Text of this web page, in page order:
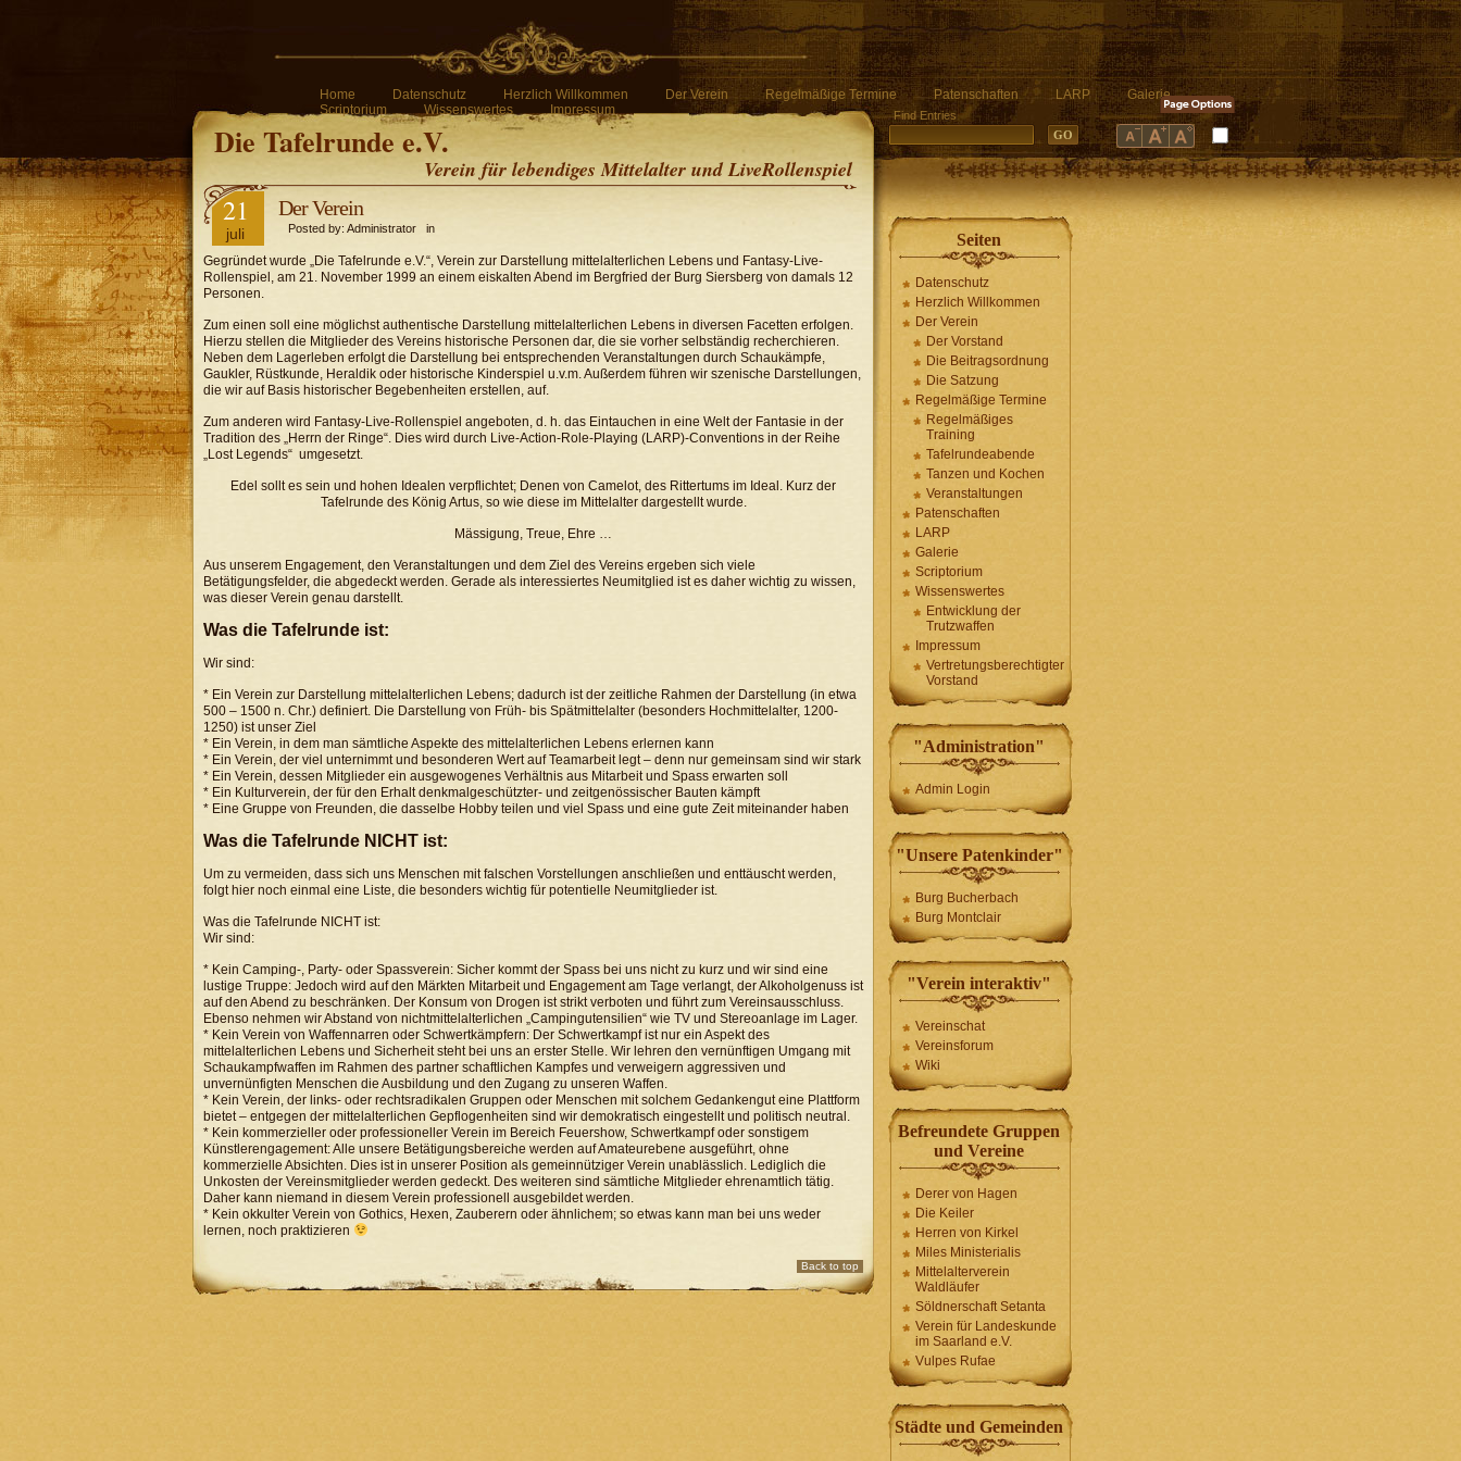
Home Datenschutz Herzlich Willkommen Der Verein Regelmäßige Termine Patenschaften LARP
Galerie
Scriptorium
Wissenswertes Impressum
Die Tafelrunde e.V.
Verein für lebendiges Mittelalter und LiveRollenspiel
Find Entries
21
juli
Der Verein
Posted by: Administrator in
Gegründet wurde „Die Tafelrunde e.V.“, Verein zur Darstellung mittelalterlichen Lebens und Fantasy-Live-
Rollenspiel, am 21. November 1999 an einem eiskalten Abend im Bergfried der Burg Siersberg von damals 12
Personen.
Zum einen soll eine möglichst authentische Darstellung mittelalterlichen Lebens in diversen Facetten erfolgen.
Hierzu stellen die Mitglieder des Vereins historische Personen dar, die sie vorher selbständig recherchieren.
Neben dem Lagerleben erfolgt die Darstellung bei entsprechenden Veranstaltungen durch Schaukämpfe,
Gaukler, Rüstkunde, Heraldik oder historische Kinderspiel u.v.m. Außerdem führen wir szenische Darstellungen,
die wir auf Basis historischer Begebenheiten erstellen, auf.
Zum anderen wird Fantasy-Live-Rollenspiel angeboten, d. h. das Eintauchen in eine Welt der Fantasie in der
Tradition des „Herrn der Ringe“. Dies wird durch Live-Action-Role-Playing (LARP)-Conventions in der Reihe
„Lost Legends“ umgesetzt.
Edel sollt es sein und hohen Idealen verpflichtet; Denen von Camelot, des Rittertums im Ideal. Kurz der
Tafelrunde des König Artus, so wie diese im Mittelalter dargestellt wurde.
Mässigung, Treue, Ehre …
Aus unserem Engagement, den Veranstaltungen und dem Ziel des Vereins ergeben sich viele
Betätigungsfelder, die abgedeckt werden. Gerade als interessiertes Neumitglied ist es daher wichtig zu wissen,
was dieser Verein genau darstellt.
Was die Tafelrunde ist:
Wir sind:
* Ein Verein zur Darstellung mittelalterlichen Lebens; dadurch ist der zeitliche Rahmen der Darstellung (in etwa
500 – 1500 n. Chr.) definiert. Die Darstellung von Früh- bis Spätmittelalter (besonders Hochmittelalter, 1200-
1250) ist unser Ziel
* Ein Verein, in dem man sämtliche Aspekte des mittelalterlichen Lebens erlernen kann
* Ein Verein, der viel unternimmt und besonderen Wert auf Teamarbeit legt – denn nur gemeinsam sind wir stark
* Ein Verein, dessen Mitglieder ein ausgewogenes Verhältnis aus Mitarbeit und Spass erwarten soll
* Ein Kulturverein, der für den Erhalt denkmalgeschützter- und zeitgenössischer Bauten kämpft
* Eine Gruppe von Freunden, die dasselbe Hobby teilen und viel Spass und eine gute Zeit miteinander haben
Was die Tafelrunde NICHT ist:
Um zu vermeiden, dass sich uns Menschen mit falschen Vorstellungen anschließen und enttäuscht werden,
folgt hier noch einmal eine Liste, die besonders wichtig für potentielle Neumitglieder ist.
Was die Tafelrunde NICHT ist:
Wir sind:
* Kein Camping-, Party- oder Spassverein: Sicher kommt der Spass bei uns nicht zu kurz und wir sind eine
lustige Truppe: Jedoch wird auf den Märkten Mitarbeit und Engagement am Tage verlangt, der Alkoholgenuss ist
auf den Abend zu beschränken. Der Konsum von Drogen ist strikt verboten und führt zum Vereinsausschluss.
Ebenso nehmen wir Abstand von nichtmittelalterlichen „Campingutensilien“ wie TV und Stereoanlage im Lager.
* Kein Verein von Waffennarren oder Schwertkämpfern: Der Schwertkampf ist nur ein Aspekt des
mittelalterlichen Lebens und Sicherheit steht bei uns an erster Stelle. Wir lehren den vernünftigen Umgang mit
Schaukampfwaffen im Rahmen des partner schaftlichen Kampfes und verweigern aggressiven und
unvernünfigten Menschen die Ausbildung und den Zugang zu unseren Waffen.
* Kein Verein, der links- oder rechtsradikalen Gruppen oder Menschen mit solchem Gedankengut eine Plattform
bietet – entgegen der mittelalterlichen Gepflogenheiten sind wir demokratisch eingestellt und politisch neutral.
* Kein kommerzieller oder professioneller Verein im Bereich Feuershow, Schwertkampf oder sonstigem
Künstlerengagement: Alle unsere Betätigungsbereiche werden auf Amateurebene ausgeführt, ohne
kommerzielle Absichten. Dies ist in unserer Position als gemeinnütziger Verein unablässlich. Lediglich die
Unkosten der Vereinsmitglieder werden gedeckt. Des weiteren sind sämtliche Mitglieder ehrenamtlich tätig.
Daher kann niemand in diesem Verein professionell ausgebildet werden.
* Kein okkulter Verein von Gothics, Hexen, Zauberern oder ähnlichem; so etwas kann man bei uns weder
lernen, noch praktizieren
Back to top
Seiten
Datenschutz
Herzlich Willkommen
Der Verein
Der Vorstand
Die Beitragsordnung
Die Satzung
Regelmäßige Termine
Regelmäßiges
Training
Tafelrundeabende
Tanzen und Kochen
Veranstaltungen
Patenschaften
LARP
Galerie
Scriptorium
Wissenswertes
Entwicklung der
Trutzwaffen
Impressum
Vertretungsberechtigter
Vorstand
"Administration"
Admin Login
"Unsere Patenkinder"
Burg Bucherbach
Burg Montclair
"Verein interaktiv"
Vereinschat
Vereinsforum
Wiki
Befreundete Gruppen
und Vereine
Derer von Hagen
Die Keiler
Herren von Kirkel
Miles Ministerialis
Mittelalterverein
Waldläufer
Söldnerschaft Setanta
Verein für Landeskunde
im Saarland e.V.
Vulpes Rufae
Städte und Gemeinden